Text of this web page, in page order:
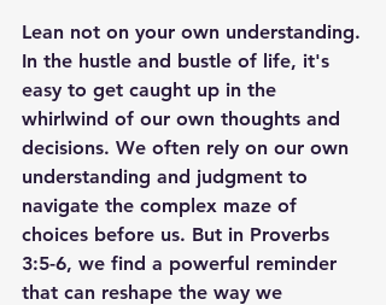
Lean not on your own understanding.
In the hustle and bustle of life, it's
easy to get caught up in the
whirlwind of our own thoughts and
decisions. We often rely on our own
understanding and judgment to
navigate the complex maze of
choices before us. But in Proverbs
3:5-6, we find a powerful reminder
that can reshape the way we